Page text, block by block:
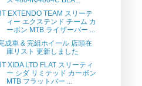
EXTENDO TEAM スリーテ
ィー エクステンド チーム カ
ーボン MTB ライザーバー ...
成車 & 完組ホイール 店頭在
庫リスト 更新しました
XIDA LTD FLAT スリーティ
ー シダ リミテッド カーボン
MTB フラットバー ...